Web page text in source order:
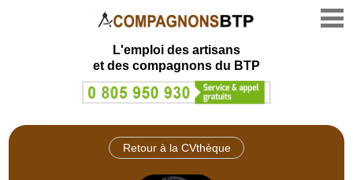
L'emploi des artisans
et des compagnons du BTP
Retour à la CVthèque